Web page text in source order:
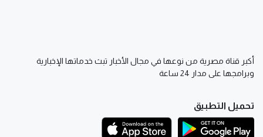
أكبر قناة مصرية من نوعها في مجال الأخبار تبث خدماتها الإخبارية
وبرامجها على مدار 24 ساعة
تحميل التطبيق